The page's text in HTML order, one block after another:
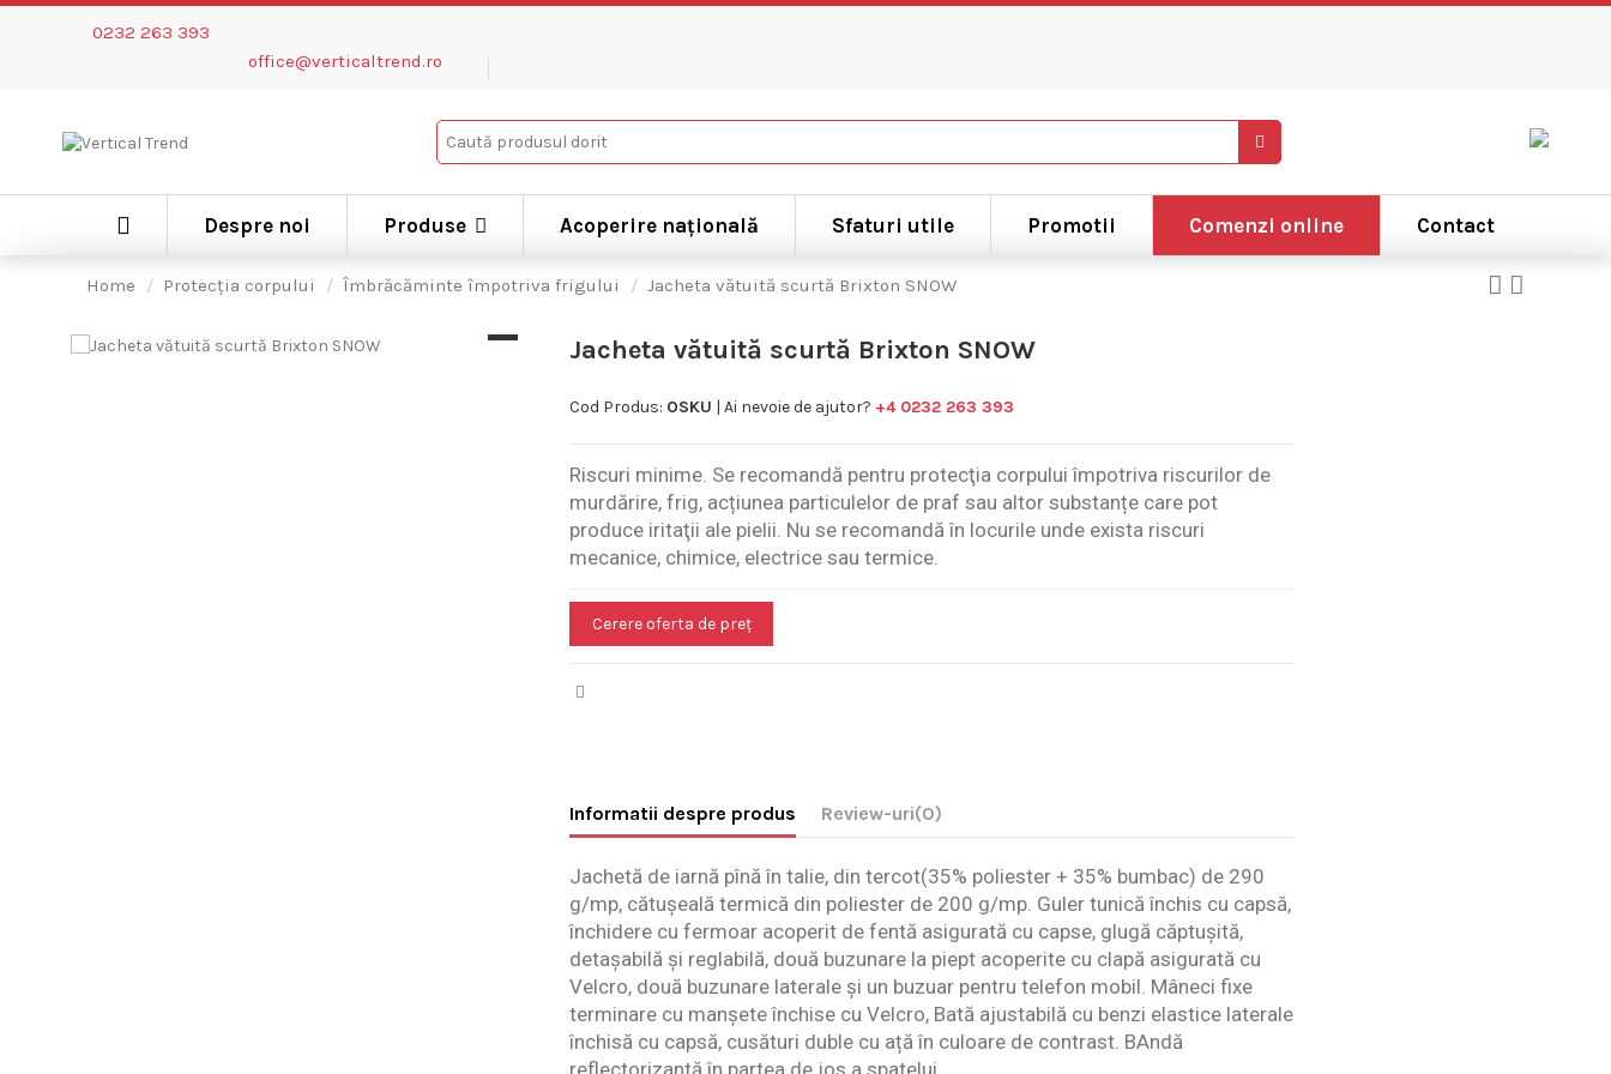
0232 263 393
office@verticaltrend.ro
Despre noi Produse Acoperire națională Sfaturi utile Promotii Comenzi online Contact
Home Protecția corpului Îmbrăcăminte împotriva frigului Jacheta vătuită scurtă Brixton SNOW
Jacheta vătuită scurtă Brixton SNOW
Cod Produs: OSKU | Ai nevoie de ajutor? +4 0232 263 393
Riscuri minime. Se recomandă pentru protecţia corpului împotriva riscurilor de
murdărire, frig, acțiunea particulelor de praf sau altor substanțe care pot
produce iritaţii ale pielii. Nu se recomandă în locurile unde exista riscuri
mecanice, chimice, electrice sau termice.
Cerere oferta de preț
Informatii despre produs Review-uri(0)
Jachetă de iarnă pînă în talie, din tercot(35% poliester + 35% bumbac) de 290
g/mp, cătușeală termică din poliester de 200 g/mp. Guler tunică închis cu capsă,
închidere cu fermoar acoperit de fentă asigurată cu capse, glugă căptușită,
detașabilă și reglabilă, două buzunare la piept acoperite cu clapă asigurată cu
Velcro, două buzunare laterale și un buzuar pentru telefon mobil. Mâneci fixe
terminare cu manșete închise cu Velcro, Bată ajustabilă cu benzi elastice laterale
închisă cu capsă, cusături duble cu ață în culoare de contrast. BAndă